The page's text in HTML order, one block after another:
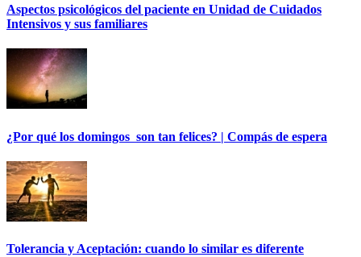
Aspectos psicológicos del paciente en Unidad de Cuidados
Intensivos y sus familiares
¿Por qué los domingos son tan felices? | Compás de espera
Tolerancia y Aceptación: cuando lo similar es diferente